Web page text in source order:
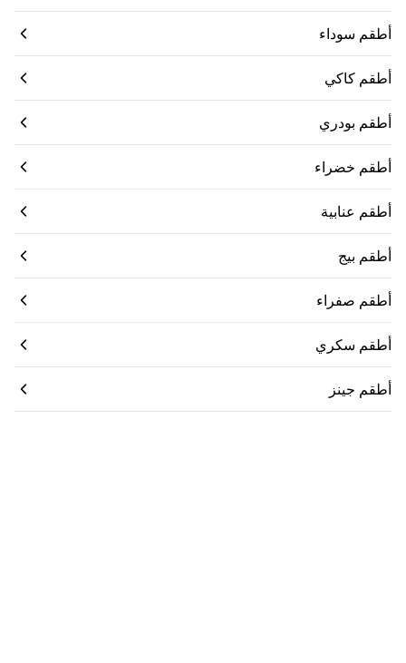
أطقم سوداء
أطقم كاكي
أطقم بودري
أطقم خضراء
أطقم عنابية
أطقم بيج
أطقم صفراء
أطقم سكري
أطقم جينز